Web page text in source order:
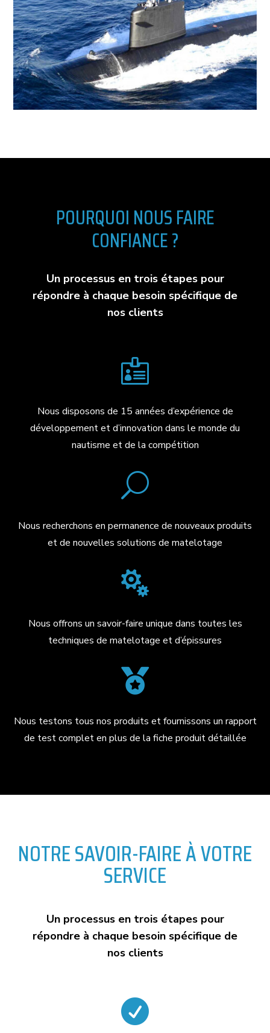
POURQUOI NOUS FAIRE
CONFIANCE ?
Un processus en trois étapes pour
répondre à chaque besoin spécifique de
nos clients

Nous disposons de 15 années d’expérience de
développement et d’innovation dans le monde du
nautisme et de la compétition
U
Nous recherchons en permanence de nouveaux produits
et de nouvelles solutions de matelotage

Nous offrons un savoir-faire unique dans toutes les
techniques de matelotage et d’épissures

Nous testons tous nos produits et fournissons un rapport
de test complet en plus de la fiche produit détaillée
NOTRE SAVOIR-FAIRE À VOTRE
SERVICE
Un processus en trois étapes pour
répondre à chaque besoin spécifique de
nos clients
